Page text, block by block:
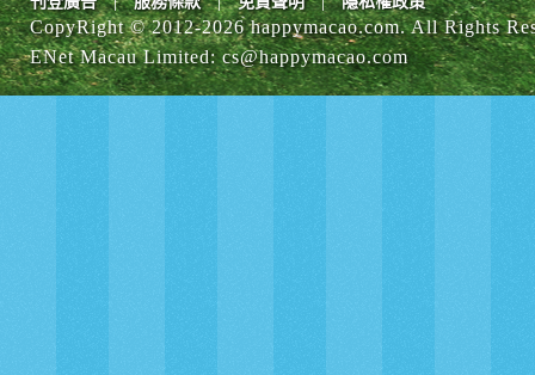
CopyRight © 2012-2026 happymacao.com. All Rights
ENet Macau Limited:cs@happymacao.com